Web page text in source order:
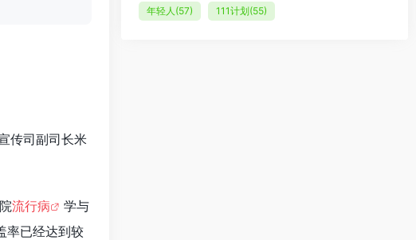
传司副司长米
流行病
学与
率已经达到较
年轻人 (57) 111计划(55)